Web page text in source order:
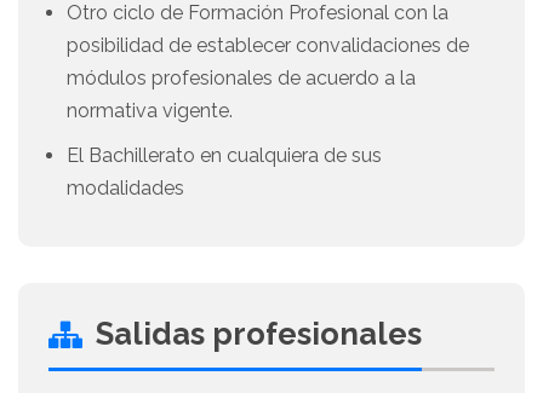
Otro ciclo de Formación Profesional con la
posibilidad de establecer convalidaciones de
módulos profesionales de acuerdo a la
normativa vigente.
El Bachillerato en cualquiera de sus
modalidades
Salidas profesionales